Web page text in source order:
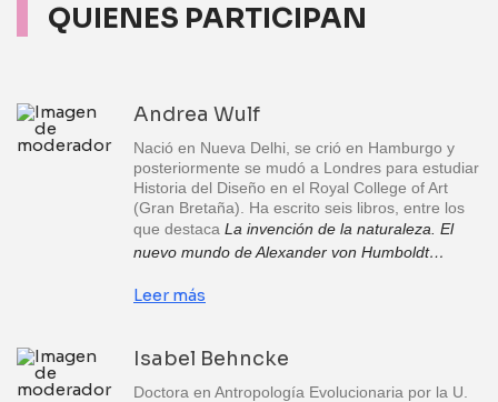
QUIENES PARTICIPAN
Andrea Wulf
Nació en Nueva Delhi, se crió en Hamburgo y
posteriormente se mudó a Londres para estudiar
Historia del Diseño en el Royal College of Art
(Gran Bretaña). Ha escrito seis libros, entre los
que destaca La invención de la naturaleza. El
nuevo mundo de Alexander von Humboldt…
Leer más
Isabel Behncke
Doctora en Antropología Evolucionaria por la U.